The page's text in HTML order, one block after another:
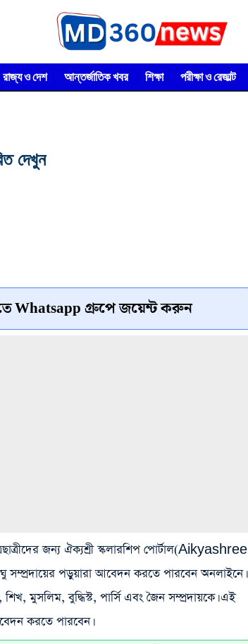
রাজ্য ও দেশ আন্তর্জাতিক খবর শিক্ষা পরীক্ষা ও রেজাল্ট
দেখুন
Whatsapp গ্রুপে জয়েন্ট করুন
জন্য ঐক্যশ্রী স্কলারশিপ পোর্টাল(Aikyashree
পড়ুয়ারা আবেদন করতে পারবেন অনলাইনে।
শিখ, মুসলিম, বুদ্ধিস্ট, পার্সি এবং জৈন সম্প্রদায়কে। এই
করতে পারবেন।